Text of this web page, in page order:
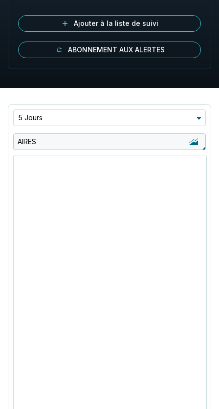
Ajouter à la liste de suivi
ABONNEMENT AUX ALERTES
5 Jours
AIRES